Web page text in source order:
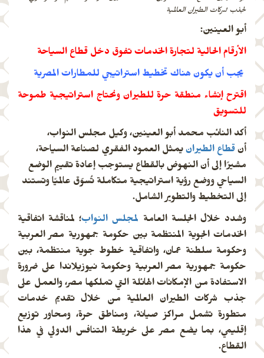
لجذب شركات الطيران العالمية
أبو العينين:
الأرقام الحالية لتجارة الخدمات تفوق دخل قطاع السياحة
يجب أن يكون هناك تخطيط استراتيجي للمطارات المصرية
اقترح إنشاء منطقة حرة للطيران ونحتاج استراتيجية طموحة
للتسويق
أكد النائب محمد أبو العينين، وكيل مجلس النواب،
أن قطاع الطيران يمثل العمود الفقري لصناعة السياحة،
مشيرًا إلى أن النهوض بالقطاع يستوجب إعادة تقييم الوضع
السياحي ووضع رؤية استراتيجية متكاملة تُسوّق عالميًا وتستند
إلى التخطيط والتطوير الشامل.
وشدد خلال الجلسة العامة لمجلس النواب؛ لمناقشة اتفاقية
الخدمات الجوية المنتظمة بين حكومة جمهورية مصر العربية
وحكومة سلطنة عمان، واتفاقية خطوط جوية منتظمة، بين
حكومة جمهورية مصر العربية وحكومة نيوزيلاندا على ضرورة
الاستفادة من الإمكانات الهائلة التي تملكها مصر، والعمل على
جذب شركات الطيران العالمية من خلال تقديم خدمات
متطورة تشمل مراكز صيانة، ومناطق حرة، ومحاور توزيع
إقليمي، بما يضع مصر على خريطة التنافس الدولي في هذا
القطاع.